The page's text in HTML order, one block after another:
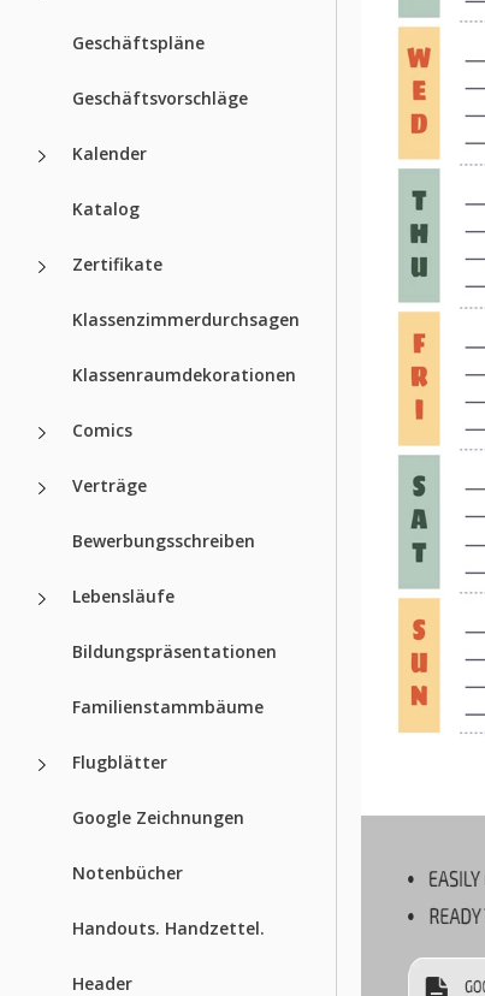
Geschäftspläne
Geschäftsvorschläge
Kalender
Katalog
Zertifikate
Klassenzimmerdurchsagen
Klassenraumdekorationen
Comics
Verträge
Bewerbungsschreiben
Lebensläufe
Bildungspräsentationen
Familienstammbäume
Flugblätter
Google Zeichnungen
Notenbücher
Handouts. Handzettel.
Header